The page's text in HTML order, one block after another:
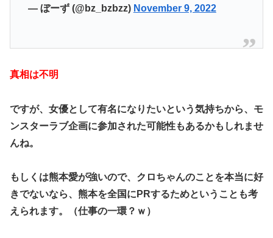
— ぼーず (@bz_bzbzz) November 9, 2022
真相は不明
ですが、 女優として有名になりたいという気持ちから、モ
ンスターラブ企画に参加された可能性もあるかもしれませ
んね。
もしくは熊本愛が強いので、クロちゃんのことを本当に好
きでないなら、 熊本を全国にPRするためということも考
えられます。（仕事の一環？ｗ）